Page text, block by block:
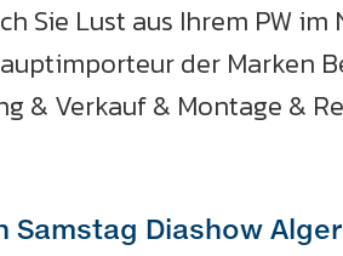
Sie Lust aus Ihrem PW
der Marken
& Verkauf & Montage &
Samstag Diashow